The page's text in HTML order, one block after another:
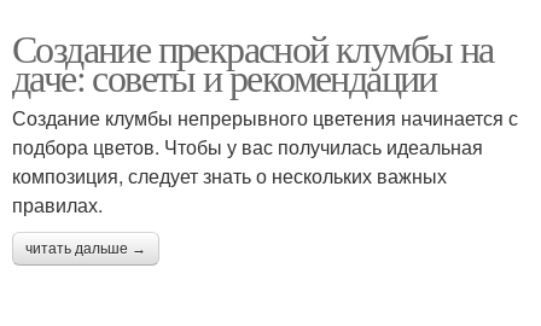
Создание прекрасной клумбы на
даче: советы и рекомендации
Создание клумбы непрерывного цветения начинается с
подбора цветов. Чтобы у вас получилась идеальная
композиция, следует знать о нескольких важных
правилах.
читать дальше →